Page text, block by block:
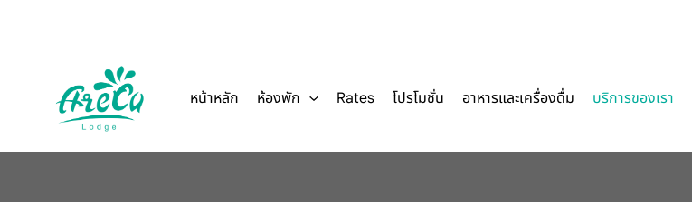
หน้าหลัก ห้องพัก Rates โปรโมชั่น อาหารและเครื่องดื่ม บริการของเรา